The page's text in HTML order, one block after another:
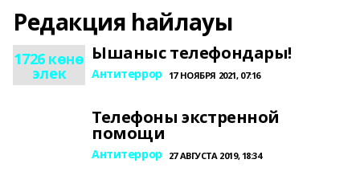
Редакция һайлауы
1726 көнө
элек
Ышаныс телефондары!
Антитеррор 17 НОЯБРЯ 2021, 07:16
Телефоны экстренной
помощи
Антитеррор 27 АВГУСТА 2019, 18:34